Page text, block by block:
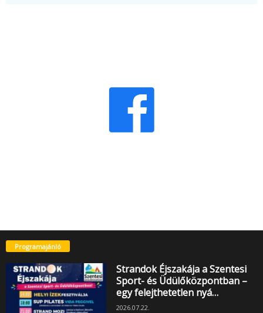
Programajánló
Strandok Éjszakája a Szentesi
Sport- és Üdülőközpontban –
egy felejthetetlen nyá…
2026.07.22.